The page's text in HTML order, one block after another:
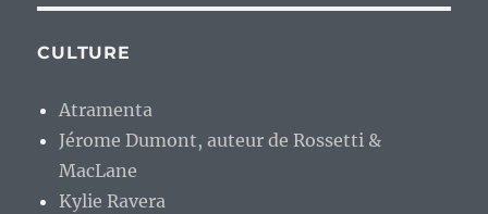
CULTURE
Atramenta
Jérome Dumont, auteur de Rossetti &
MacLane
Kylie Ravera